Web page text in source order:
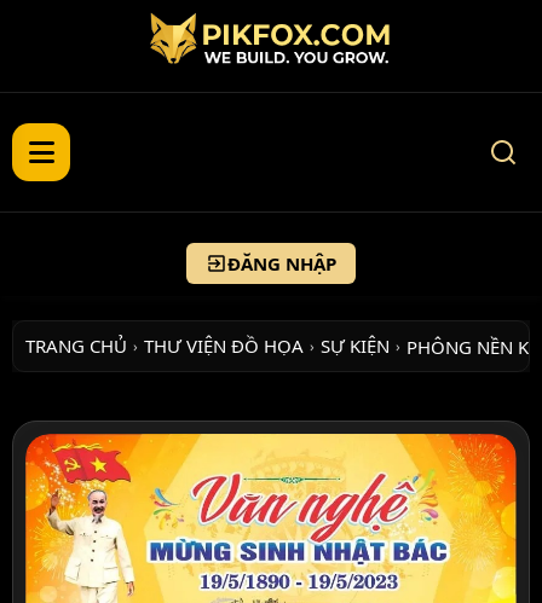
ĐĂNG NHẬP
TRANG CHỦ › THƯ VIỆN ĐỒ HỌA › SỰ KIỆN › PHÔNG NỀN